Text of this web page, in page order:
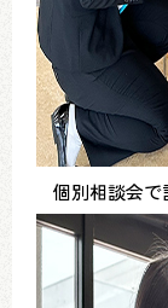
個別相談会